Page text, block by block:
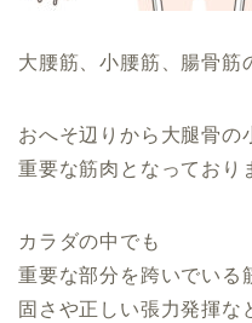
大腰筋、小腰筋、腸骨筋
おへそ辺りから大腿骨の
重要な筋肉となっており
カラダの中でも
重要な部分を跨いでいる
固さや正しい張力発揮な